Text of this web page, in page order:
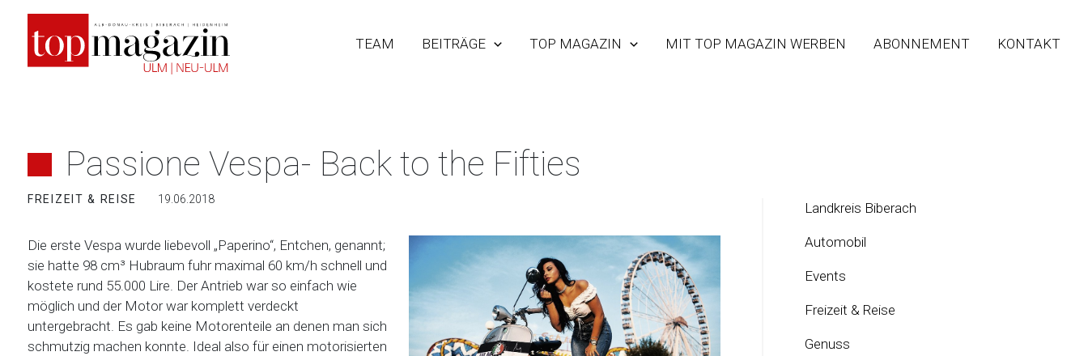
springen
TEAM BEITRÄGE TOP MAGAZIN MIT TOP MAGAZIN WERBEN ABONNEMENT KONTAKT
Passione Vespa- Back to the Fifties
FREIZEIT & REISE 19.06.2018
Die erste Vespa wurde liebevoll „Paperino“, Entchen, genannt;
sie hatte 98 cm³ Hubraum fuhr maximal 60 km/h schnell und
kostete rund 55.000 Lire. Der Antrieb war so einfach wie
möglich und der Motor war komplett verdeckt
untergebracht. Es gab keine Motorenteile an denen man sich
schmutzig machen konnte. Ideal also für einen motorisierten
Landkreis Biberach
Automobil
Events
Freizeit & Reise
Genuss